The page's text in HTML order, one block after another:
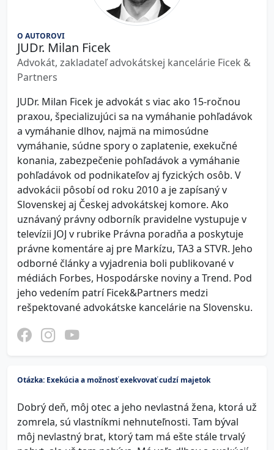
O AUTOROVI
JUDr. Milan Ficek
Advokát, zakladateľ advokátskej kancelárie Ficek &
Partners
JUDr. Milan Ficek je advokát s viac ako 15-ročnou
praxou, špecializujúci sa na vymáhanie pohľadávok
a vymáhanie dlhov, najmä na mimosúdne
vymáhanie, súdne spory o zaplatenie, exekučné
konania, zabezpečenie pohľadávok a vymáhanie
pohľadávok od podnikateľov aj fyzických osôb. V
advokácii pôsobí od roku 2010 a je zapísaný v
Slovenskej aj Českej advokátskej komore. Ako
uznávaný právny odborník pravidelne vystupuje v
televízii JOJ v rubrike Právna poradňa a poskytuje
právne komentáre aj pre Markízu, TA3 a STVR. Jeho
odborné články a vyjadrenia boli publikované v
médiách Forbes, Hospodárske noviny a Trend. Pod
jeho vedením patrí Ficek&Partners medzi
rešpektované advokátske kancelárie na Slovensku.
Otázka: Exekúcia a možnosť exekvovať cudzí majetok
Dobrý deň, môj otec a jeho nevlastná žena, ktorá už
zomrela, sú vlastníkmi nehnuteľnosti. Tam býval
môj nevlastný brat, ktorý tam má ešte stále trvalý